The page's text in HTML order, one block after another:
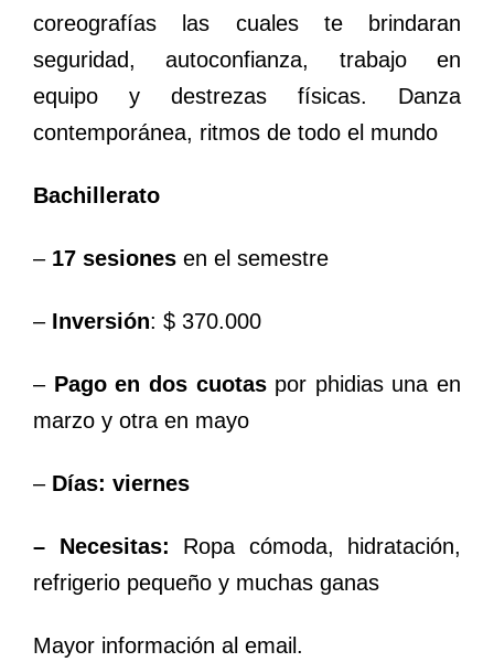
coreografías las cuales te brindaran
seguridad, autoconfianza, trabajo en
equipo y destrezas físicas. Danza
contemporánea, ritmos de todo el mundo
Bachillerato
– 17 sesiones en el semestre
–Inversión: $ 370.000
– Pago en dos cuotaspor phidias una en
marzo y otra en mayo
– Días: viernes
– Necesitas: Ropa cómoda, hidratación,
refrigerio pequeño y muchas ganas
Mayor información al email.